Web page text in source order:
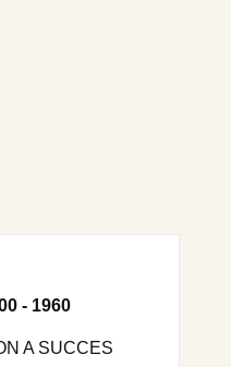
- 1960
A SUCCES